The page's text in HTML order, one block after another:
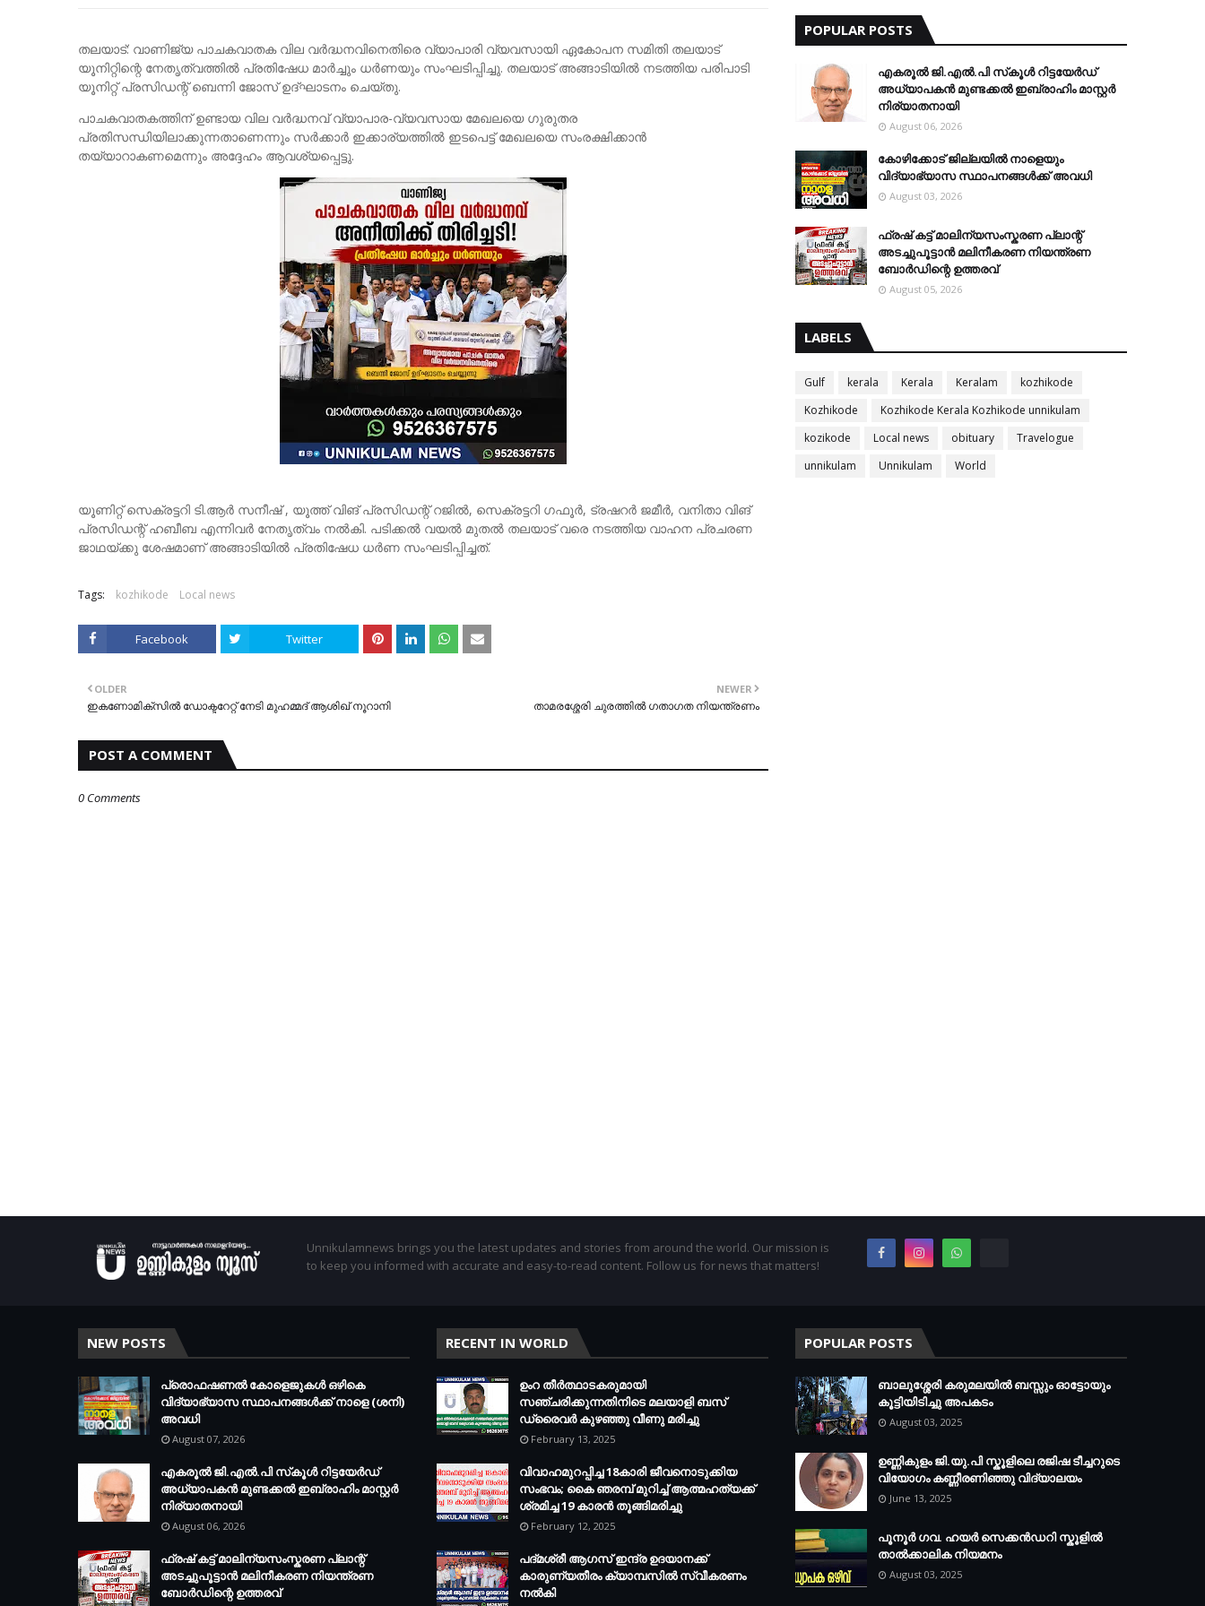
തലയാട്: വാണിജ്യ പാചകവാതക വില വർദ്ധനവിനെതിരെ വ്യാപാരി വ്യവസായി ഏകോപന സമിതി തലയാട്
യൂനിറ്റിന്റെ നേതൃത്വത്തിൽ പ്രതിഷേധ മാർച്ചും ധർണയും സംഘടിപ്പിച്ചു. തലയാട് അങ്ങാടിയിൽ നടത്തിയ പരിപാടി
യൂനിറ്റ് പ്രസിഡന്റ് ബെന്നി ജോസ് ഉദ്ഘാടനം ചെയ്തു.
പാചകവാതകത്തിന് ഉണ്ടായ വില വർദ്ധനവ് വ്യാപാര-വ്യവസായ മേഖലയെ ഗുരുതര
പ്രതിസന്ധിയിലാക്കുന്നതാണെന്നും സർക്കാർ ഇക്കാര്യത്തിൽ ഇടപെട്ട് മേഖലയെ സംരക്ഷിക്കാൻ
തയ്യാറാകണമെന്നും അദ്ദേഹം ആവശ്യപ്പെട്ടു.
യൂണിറ്റ് സെക്രട്ടറി ടി.ആർ സനീഷ് , യൂത്ത് വിങ് പ്രസിഡന്റ് റജിൽ, സെക്രട്ടറി ഗഫൂർ, ട്രഷറർ ജമീർ, വനിതാ വിങ്
പ്രസിഡന്റ് ഹബീബ എന്നിവർ നേതൃത്വം നൽകി. പടിക്കൽ വയൽ മുതൽ തലയാട് വരെ നടത്തിയ വാഹന പ്രചരണ
ജാഥയ്ക്കു ശേഷമാണ് അങ്ങാടിയിൽ പ്രതിഷേധ ധർണ സംഘടിപ്പിച്ചത്.
Tags: kozhikode Local news
Facebook Twitter
NEWER
താമരശ്ശേരി ചുരത്തില്‍ ഗതാഗത നിയന്ത്രണം
OLDER
ഇകണോമിക്സിൽ ഡോക്ടറേറ്റ് നേടി മുഹമ്മദ് ആശിഖ് നൂറാനി
POST A COMMENT
0 Comments
POPULAR POSTS
എകരൂൽ ജി.എൽ.പി സ്‌കൂൾ റിട്ടയേർഡ്
അധ്യാപകൻ മുണ്ടക്കൽ ഇബ്രാഹിം മാസ്റ്റർ
നിര്യാതനായി
August 06, 2026
കോഴിക്കോട് ജില്ലയിൽ നാളെയും
വിദ്യാഭ്യാസ സ്ഥാപനങ്ങൾക്ക് അവധി
August 03, 2026
ഫ്രഷ് കട്ട് മാലിന്യസംസ്കരണ പ്ലാന്റ്
അടച്ചുപൂട്ടാൻ മലിനീകരണ നിയന്ത്രണ
ബോർഡിന്റെ ഉത്തരവ്
August 05, 2026
LABELS
Gulf kerala Kerala Keralam
kozhikode
Kozhikode
Kozhikode Kerala Kozhikode unnikulam
kozikode
Local news obituary
Travelogue
unnikulam
Unnikulam World
Unnikulamnews brings you the latest updates and stories from around the world. Our mission is
to keep you informed with accurate and easy-to-read content. Follow us for news that matters!
NEW POSTS
പ്രൊഫഷണൽ കോളെജുകൾ ഒഴികെ
വിദ്യാഭ്യാസ സ്ഥാപനങ്ങൾക്ക് നാളെ (ശനി)
അവധി
August 07, 2026
എകരൂൽ ജി.എൽ.പി സ്‌കൂൾ റിട്ടയേർഡ്
അധ്യാപകൻ മുണ്ടക്കൽ ഇബ്രാഹിം മാസ്റ്റർ
നിര്യാതനായി
August 06, 2026
ഫ്രഷ് കട്ട് മാലിന്യസംസ്കരണ പ്ലാന്റ്
അടച്ചുപൂട്ടാൻ മലിനീകരണ നിയന്ത്രണ
ബോർഡിന്റെ ഉത്തരവ്
RECENT IN WORLD
ഉംറ തീർത്ഥാടകരുമായി
സഞ്ചരിക്കുന്നതിനിടെ മലയാളി ബസ്
ഡ്രൈവർ കുഴഞ്ഞു വീണു മരിച്ചു
February 13, 2025
വിവാഹമുറപ്പിച്ച 18കാരി ജീവനൊടുക്കിയ
സംഭവം; കൈ ഞരമ്പ് മുറിച്ച് ആത്മഹത്യക്ക്
ശ്രമിച്ച 19 കാരൻ തൂങ്ങിമരിച്ചു
February 12, 2025
പദ്മശ്രീ ആഗസ് ഇന്ദ്ര ഉദയാനക്ക്
കാരുണ്യതീരം ക്യാമ്പസിൽ സ്വീകരണം
നൽകി
POPULAR POSTS
ബാലുശ്ശേരി കരുമലയില്‍ ബസ്സും ഓട്ടോയും
കൂട്ടിയിടിച്ചു അപകടം
August 03, 2025
ഉണ്ണികുളം ജി.യു.പി സ്കൂളിലെ രജിഷ ടീച്ചറുടെ
വിയോഗം കണ്ണീരണിഞ്ഞു വിദ്യാലയം
June 13, 2025
പൂനൂർ ഗവ. ഹയർ സെക്കൻഡറി സ്കൂളിൽ
താൽക്കാലിക നിയമനം
August 03, 2025